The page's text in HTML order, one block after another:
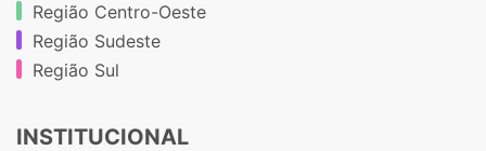
Região Centro-Oeste
Região Sudeste
Região Sul
INSTITUCIONAL